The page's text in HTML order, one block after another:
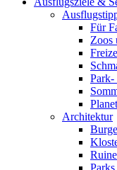
Für
Zoos
Park-
Architektur